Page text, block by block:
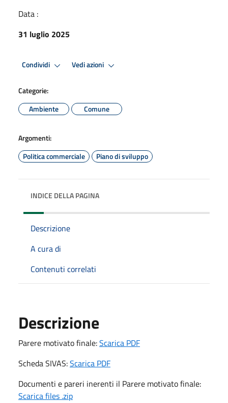
Data :
31 luglio 2025
Condividi Vedi azioni
Categorie:
Ambiente
Comune
Argomenti:
Politica commerciale
Piano di sviluppo
INDICE DELLA PAGINA
Descrizione
A cura di
Contenuti correlati
Descrizione
Parere motivato finale:Scarica PDF
Scheda SIVAS:Scarica PDF
Documenti e pareri inerenti il Parere motivato finale:
Scarica files .zip